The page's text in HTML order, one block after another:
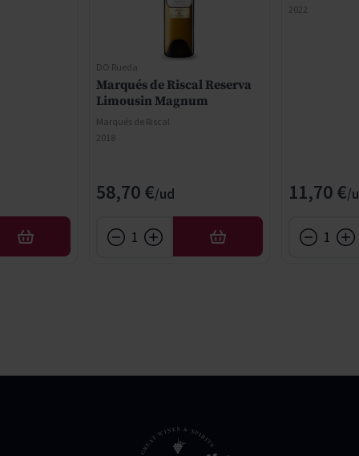
AFEGIR
DO Rueda
Marqués de Riscal Reserva
Limousin Magnum
Marqués de Riscal
2018
58,70 €
AFEGIR
2022
11,70 €